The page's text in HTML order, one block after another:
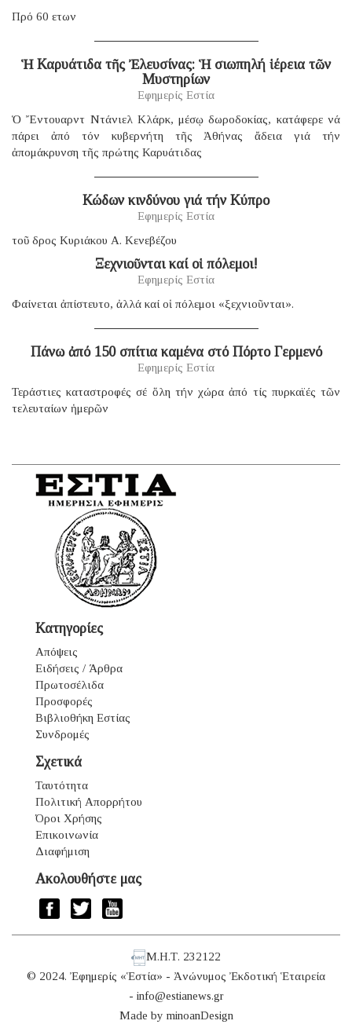
Πρό 60 ετων
Ἡ Καρυάτιδα τῆς Ἐλευσίνας: Ἡ σιωπηλή ἱέρεια τῶν
Μυστηρίων
Εφημερίς Εστία
Ὁ Ἔντουαρντ Ντάνιελ Κλάρκ, μέσῳ δωροδοκίας, κατάφερε νά
πάρει ἀπό τόν κυβερνήτη τῆς Ἀθήνας ἄδεια γιά τήν
ἀπομάκρυνση τῆς πρώτης Καρυάτιδας
Κώδων κινδύνου γιά τήν Κύπρο
Εφημερίς Εστία
τοῦ δρος Κυριάκου Α. Κενεβέζου
Ξεχνιοῦνται καί οἱ πόλεμοι!
Εφημερίς Εστία
Φαίνεται ἀπίστευτο, ἀλλά καί οἱ πόλεμοι «ξεχνιοῦνται».
Πάνω ἀπό 150 σπίτια καμένα στό Πόρτο Γερμενό
Εφημερίς Εστία
Τεράστιες καταστροφές σέ ὅλη τήν χώρα ἀπό τίς πυρκαϊές τῶν
τελευταίων ἡμερῶν
Κατηγορίες
Απόψεις
Ειδήσεις / Άρθρα
Πρωτοσέλιδα
Προσφορές
Βιβλιοθήκη Εστίας
Συνδρομές
Σχετικά
Ταυτότητα
Πολιτική Απορρήτου
Όροι Χρήσης
Επικοινωνία
Διαφήμιση
Ακολουθήστε μας
Μ.Η.Τ. 232122
© 2024. Ἐφημερίς «Ἑστία» - Ἀνώνυμος Ἐκδοτική Ἑταιρεία
- info@estianews.gr
Made by minoanDesign